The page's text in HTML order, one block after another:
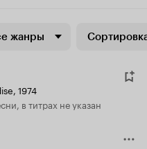
жанры
, 1974
в титрах не указан